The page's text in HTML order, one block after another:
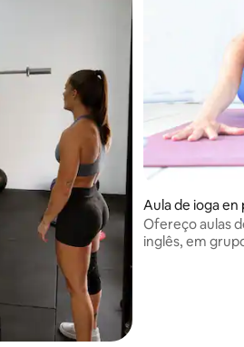
Aula de ioga en
Ofereço aulas
inglês, em